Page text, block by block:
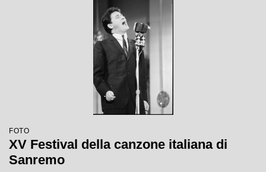
FOTO
XV Festival della canzone italiana di
Sanremo